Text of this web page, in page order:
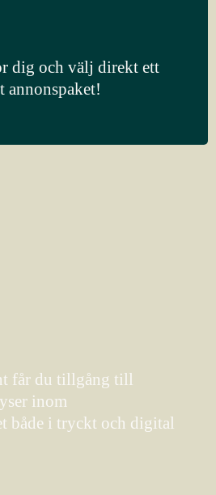
dig och välj direkt ett
annonspaket!
får du tillgång till
inom
både i tryckt och digital